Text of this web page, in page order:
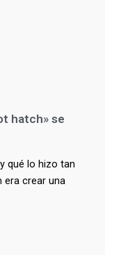
hatch» se
qué lo hizo tan
era crear una